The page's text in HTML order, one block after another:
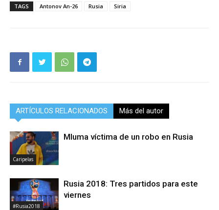
TAGS
Antonov An-26 Rusia Siria
ARTÍCULOS RELACIONADOS Más del autor
Caripelas
Mluma víctima de un robo en Rusia
#Rusia2018
Rusia 2018: Tres partidos para este
viernes